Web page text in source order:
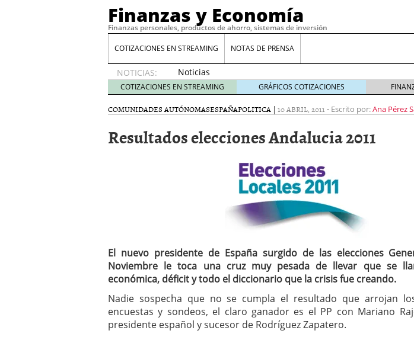
Finanzas y Economía
Finanzas personales, productos de ahorro, sistemas de inversión
COTIZACIONES EN STREAMING NOTAS DE PRENSA
NOTICIAS:
Noticias
de XRP
por qué
las
whales
Comparativa Costes vs Agilidad: ¿Por qué el Préstamo
acelera la rentabilidad? 12 de diciembre de 2025
compras 24 de noviembre de 2025
Planificar tu herencia también es una decisión financiera:
a los costes 21 de noviembre de 2025
¿Cuánto cuesta un software punto de venta? 3 de octubre de
COTIZACIONES EN STREAMING GRÁFICOS COTIZACIONES
COMUNIDADES AUTÓNOMASESPAÑAPOLITICA | 10 ABRIL, 2011 - Escrito por:Ana Pérez
Resultados elecciones Andalucia 2011
El nuevo presidente de España surgido de las elecciones
Noviembre le toca una cruz muy pesada de llevar que se
económica, déficit y todo el diccionario que la crisis fue creando.
Nadie sospecha que no se cumpla el resultado que arrojan
encuestas y sondeos, el claro ganador es el PP con Mariano
presidente español y sucesor de Rodríguez Zapatero.